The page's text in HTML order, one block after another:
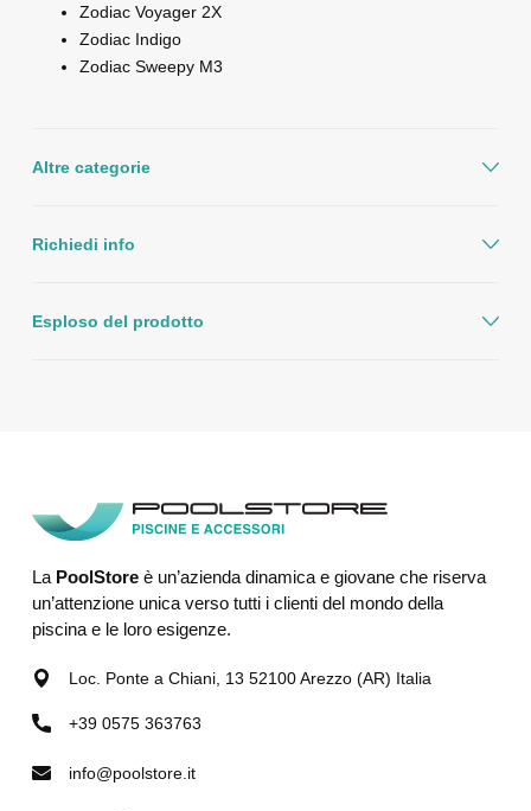
Zodiac Voyager 2X
Zodiac Indigo
Zodiac Sweepy M3
Altre categorie
Richiedi info
Esploso del prodotto
La PoolStoreè un’azienda dinamica e giovane che riserva
un’attenzione unica verso tutti i clienti del mondo della
piscina e le loro esigenze.
Loc. Ponte a Chiani, 13 52100 Arezzo (AR) Italia
+39 0575 363763
info@poolstore.it